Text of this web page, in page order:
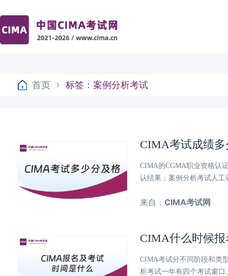
首页 标签：案例分析考试
CIMA考试成绩
CIMA的CGMA职业资格认
认结果；案例分析考试人
来自： CIMA考试网
CIMA什么时候
CIMA考试分不同阶段和类
析考试一年有四个考试窗